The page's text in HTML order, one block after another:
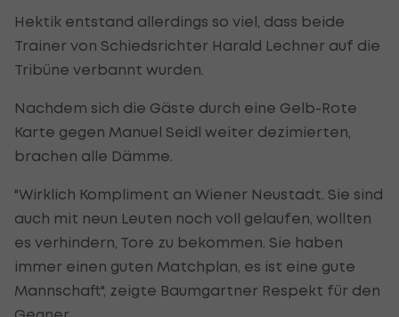
Hektik entstand allerdings so viel, dass beide
Trainer von Schiedsrichter Harald Lechner auf die
Tribüne verbannt wurden.
Nachdem sich die Gäste durch eine Gelb-Rote
Karte gegen Manuel Seidl weiter dezimierten,
brachen alle Dämme.
"Wirklich Kompliment an Wiener Neustadt. Sie sind
auch mit neun Leuten noch voll gelaufen, wollten
es verhindern, Tore zu bekommen. Sie haben
immer einen guten Matchplan, es ist eine gute
Mannschaft", zeigte Baumgartner Respekt für den